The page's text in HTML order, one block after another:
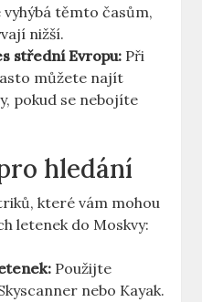
těmto časům,
nižší.
střední Evropu: Při
můžete najít
pokud se nebojíte
hledání
které vám mohou
letenek do Moskvy:
Použijte
nebo Kayak.